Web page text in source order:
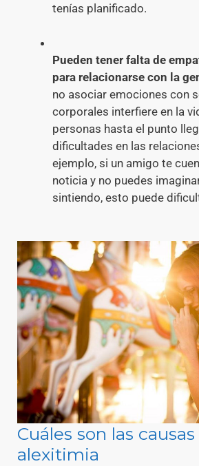
tenías planificado.
Pueden tener falta de
para relacionarse con la
no asociar emociones con
corporales interfiere en la
personas hasta el punto
dificultades en las
ejemplo, si un amigo te
noticia y no puedes
sintiendo, esto puede
Cuáles son las
alexitimia